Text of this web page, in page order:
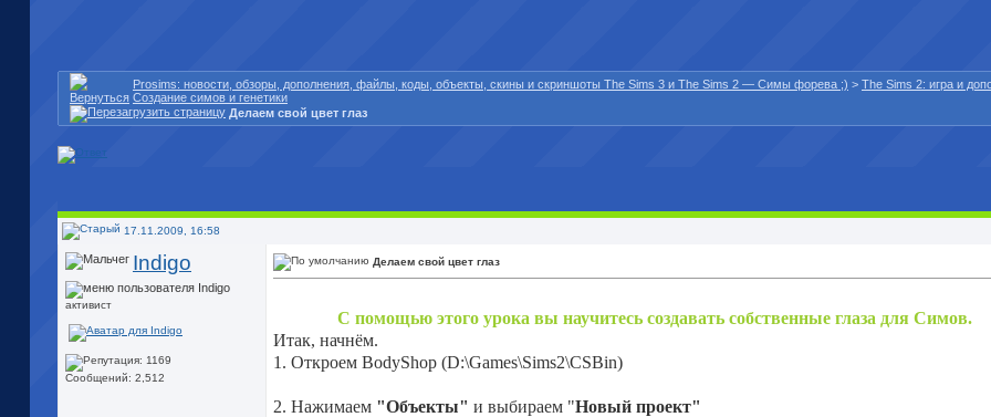
Prosims: новости, обзоры, дополнения, файлы, коды, объекты, скины и скриншоты The Sims 3 и The Sims 2 — Симы форева ;) > The Sims 2: игра и
Cоздание симов и генетики
Делаем свой цвет глаз
17.11.2009, 16:58
Indigo
активист
Сообщений: 2,512
Делаем свой цвет глаз
С помощью этого урока вы научитесь создавать собственные глаза для Симов.
Итак, начнём.
1. Откроем BodyShop (D:\Games\Sims2\CSBin)
2. Нажимаем "Объекты" и выбираем "Новый проект"